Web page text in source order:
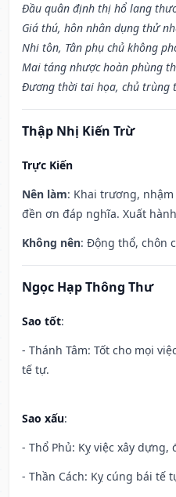
Đầu quân định thị hổ lang
Giá thú, hôn nhân dụng thử
Nhi tôn, Tân phụ chủ không
Mai táng nhược hoàn phùng
Đương thời tai họa, chủ trùng
Thập Nhị Kiến Trừ
Trực Kiến
Nên làm: Khai trương,
đền ơn đáp nghĩa. Xuất
Không nên: Động thổ, chôn
Ngọc Hạp Thông Thư
Sao tốt:
- Thánh Tâm: Tốt cho mọi
tế tự.
Sao xấu:
- Thổ Phủ: Kỵ việc xây dựng,
- Thần Cách: Kỵ cúng bái tế